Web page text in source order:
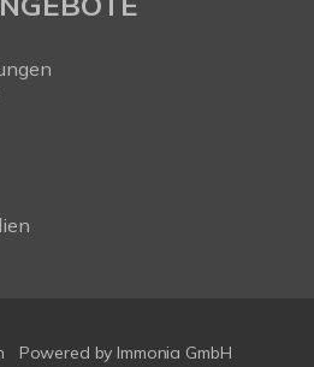
Powered by Immonia GmbH